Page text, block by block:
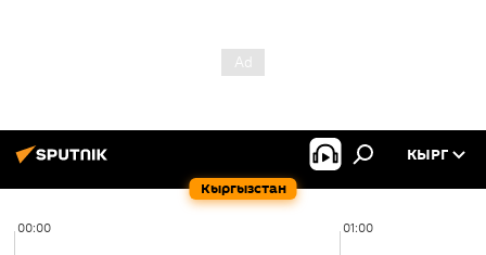
Кыргызстан
КЫРГ
00:00 01:00